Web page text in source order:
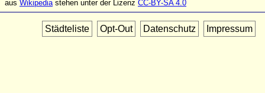
aus Wikipediastehen unter der Lizenz CC-BY-SA 4.0
Städteliste Opt-Out Datenschutz Impressum